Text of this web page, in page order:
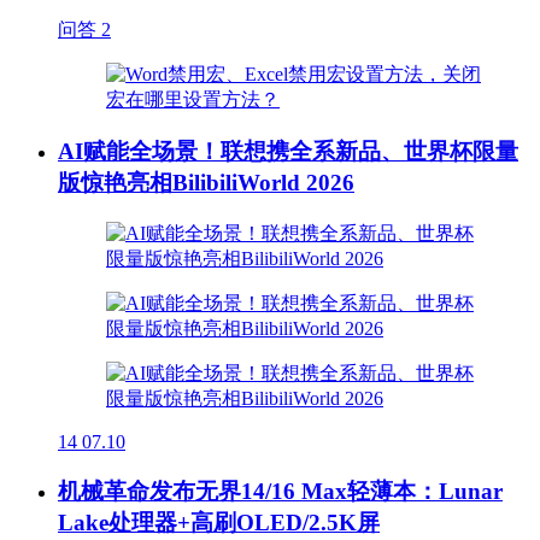
问答 2
AI赋能全场景！联想携全系新品、世界杯限量
版惊艳亮相BilibiliWorld 2026
14 07.10
机械革命发布无界14/16 Max轻薄本：Lunar
Lake处理器+高刷OLED/2.5K屏